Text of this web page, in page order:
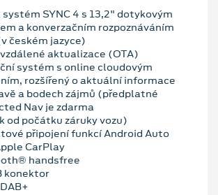
systém SYNC 4 s 13,2" dotykovým
a konverzačním rozpoznáváním
českém jazyce)
aktualizace (OTA)
systém s online cloudovým
rozšířený o aktuální informace
a bodech zájmů (předplatné
Nav je zdarma
od počátku záruky vozu)
připojení funkcí Android Auto
CarPlay
handsfree
konektor